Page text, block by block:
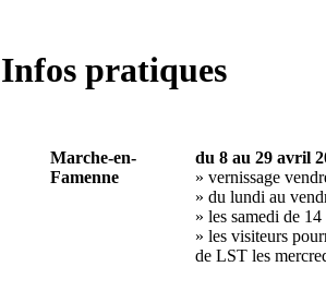
Infos pratiques
Marche-en-
Famenne
du 8 au 29 avril
» vernissage
» du lundi au
» les samedi de
» les visiteurs
de LST les